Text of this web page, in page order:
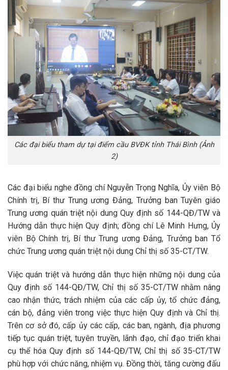
Các đại biểu tham dự tại điểm cầu BVĐK tỉnh Thái Bình (Ảnh
2)
Các đại biểu nghe đồng chí Nguyễn Trọng Nghĩa, Ủy viên Bộ
Chính trị, Bí thư Trung ương Đảng, Trưởng ban Tuyên giáo
Trung ương quán triệt nội dung Quy định số 144-QĐ/TW và
Hướng dẫn thực hiện Quy định; đồng chí Lê Minh Hưng, Ủy
viên Bộ Chính trị, Bí thư Trung ương Đảng, Trưởng ban Tổ
chức Trung ương quán triệt nội dung Chỉ thị số 35-CT/TW.
Việc quán triệt và hướng dẫn thực hiện những nội dung của
Quy định số 144-QĐ/TW, Chỉ thị số 35-CT/TW nhằm nâng
cao nhận thức, trách nhiệm của các cấp ủy, tổ chức đảng,
cán bộ, đảng viên trong việc thực hiện Quy định và Chỉ thị.
Trên cơ sở đó, cấp ủy các cấp, các ban, ngành, địa phương
tiếp tục quán triệt, tuyên truyền, lãnh đạo, chỉ đạo triển khai
cụ thể hóa Quy định số 144-QĐ/TW, Chỉ thị số 35-CT/TW
phù hợp với chức năng, nhiệm vụ. Đồng thời, tăng cường đấu